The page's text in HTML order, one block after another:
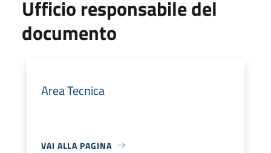
Ufficio responsabile del
documento
Area Tecnica
VAI ALLA PAGINA